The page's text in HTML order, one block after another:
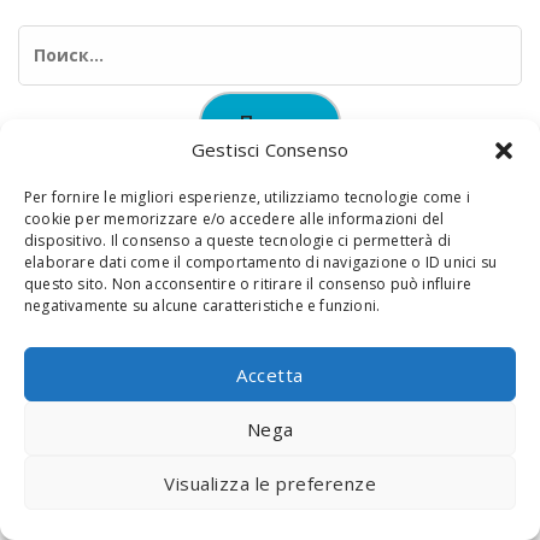
Gestisci Consenso
Per fornire le migliori esperienze, utilizziamo tecnologie come i
cookie per memorizzare e/o accedere alle informazioni del
dispositivo. Il consenso a queste tecnologie ci permetterà di
elaborare dati come il comportamento di navigazione o ID unici su
questo sito. Non acconsentire o ritirare il consenso può influire
negativamente su alcune caratteristiche e funzioni.
Accetta
Nega
Visualizza le preferenze
© 2020 Digital Touch Menu. Menu realizzato daInteractive